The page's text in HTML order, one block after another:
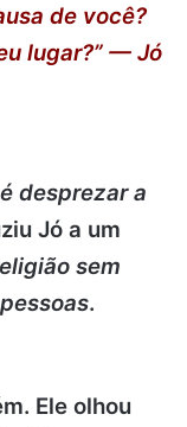
de você?
lugar?” — Jó
desprezar a
Jó a um
sem
.
Ele olhou